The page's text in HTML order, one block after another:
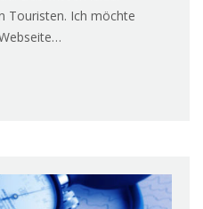
Touristen. Ich möchte